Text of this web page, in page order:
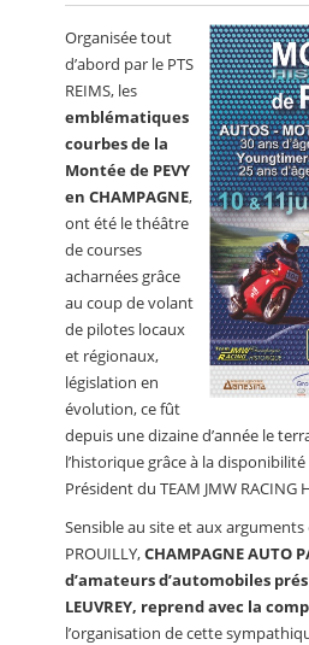
Organisée tout
d’abord par le PTS
REIMS, les
emblématiques
courbes de la
Montée de PEVY
en CHAMPAGNE,
ont été le théâtre
de courses
acharnées grâce
au coup de volant
de pilotes locaux
et régionaux,
législation en
évolution, ce fût
depuis une dizaine d’année le
l’historique grâce à la
Président du TEAM JMW RACING
Sensible au site et aux arguments
PROUILLY,CHAMPAGNE AUTO
d’amateurs d’automobiles
LEUVREY, reprend avec la
l’organisation de cette